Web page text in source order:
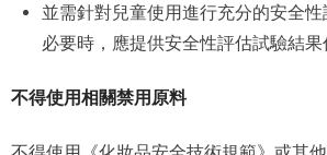
並需針對兒童使用進行充分的安全性
必要時，應提供安全性評估試驗結果
不得使用相關禁用原料